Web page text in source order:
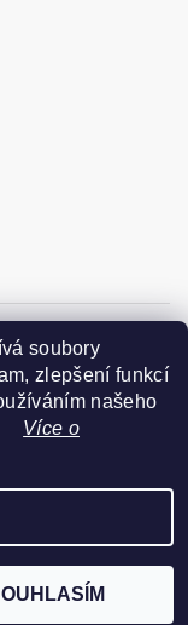
vyhrazena
soubory
zlepšení funkcí
našeho
| Více o